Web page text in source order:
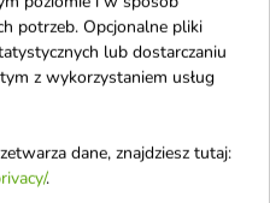
Farmona Herbal Care
Szampon do włosów
puszących się i
Wygładzający szampon z
jaśminem dla włosów
potrzeb. Opcjonalne pliki
lub dostarczaniu
z wykorzystaniem usług
dane, znajdziesz tutaj:
.